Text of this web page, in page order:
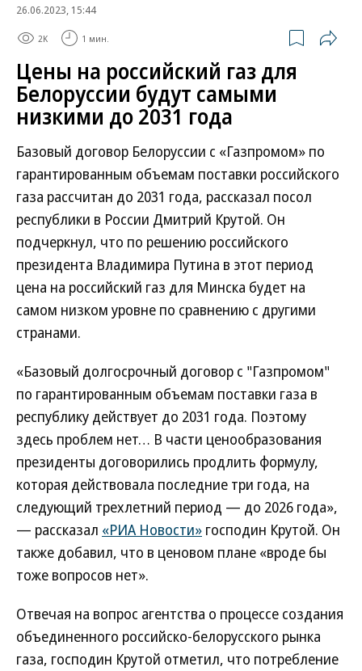
26.06.2023, 15:44
2K 1 мин.
Цены на российский газ для
Белоруссии будут самыми
низкими до 2031 года
Базовый договор Белоруссии с «Газпромом» по
гарантированным объемам поставки российского
газа рассчитан до 2031 года, рассказал посол
республики в России Дмитрий Крутой. Он
подчеркнул, что по решению российского
президента Владимира Путина в этот период
цена на российский газ для Минска будет на
самом низком уровне по сравнению с другими
странами.
«Базовый долгосрочный договор с "Газпромом"
по гарантированным объемам поставки газа в
республику действует до 2031 года. Поэтому
здесь проблем нет… В части ценообразования
президенты договорились продлить формулу,
которая действовала последние три года, на
следующий трехлетний период — до 2026 года»,
— рассказал «РИА Новости» господин Крутой. Он
также добавил, что в ценовом плане «вроде бы
тоже вопросов нет».
Отвечая на вопрос агентства о процессе создания
объединенного российско-белорусского рынка
газа, господин Крутой отметил, что потребление